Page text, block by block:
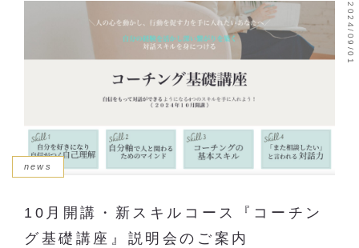
news
10月開講・新スキルコース『コーチン
グ基礎講座』説明会のご案内
2024/09/01